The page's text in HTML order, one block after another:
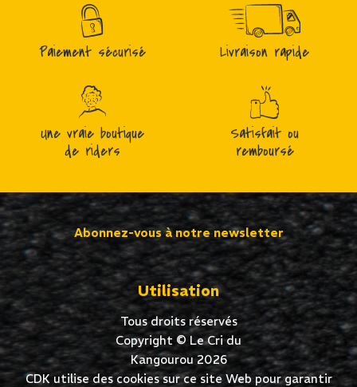
Paiement sécurisé Livraison rapide
Une vraie boutique
de riders
Satisfait ou
remboursé
Abonnez-vous à notre newsletter
Utilisation
Tous droits réservés
Copyright © Le Cri du
Kangourou 2026
CDK utilise des cookies sur ce site Web pour garantir